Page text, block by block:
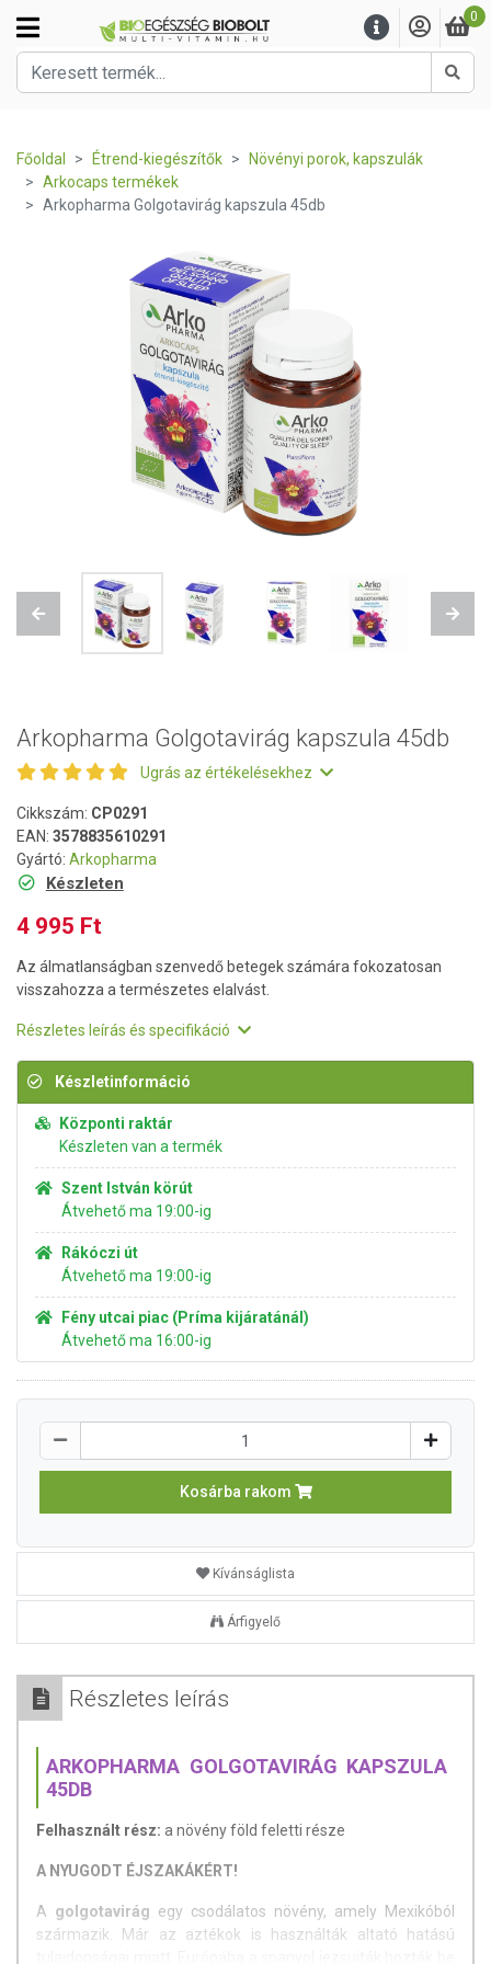
0
Főoldal Étrend-kiegészítők
Növényi porok, kapszulák
Arkocaps termékek
Arkopharma Golgotavirág kapszula 45db
Previous Next
Arkopharma Golgotavirág kapszula 45db
Ugrás az értékelésekhez
Cikkszám: CP0291
EAN: 3578835610291
Gyártó: Arkopharma
Készleten
4 995 Ft
Az álmatlanságban szenvedő betegek számára fokozatosan
visszahozza a természetes elalvást.
Részletes leírás és specifikáció
Készletinformáció
Központi raktár
Készleten van a termék
Szent István körút
Átvehető ma 19:00-ig
Rákóczi út
Átvehető ma 19:00-ig
Fény utcai piac (Príma kijáratánál)
Átvehető ma 16:00-ig
Kosárba rakom
Kívánságlista
Árfigyelő
Részletes leírás
ARKOPHARMA GOLGOTAVIRÁG KAPSZULA
45DB
Felhasznált rész: a növény föld feletti része
A NYUGODT ÉJSZAKÁKÉRT!
A golgotavirág egy csodálatos növény, amely Mexikóból
származik. Már az aztékok is használták altató hatású